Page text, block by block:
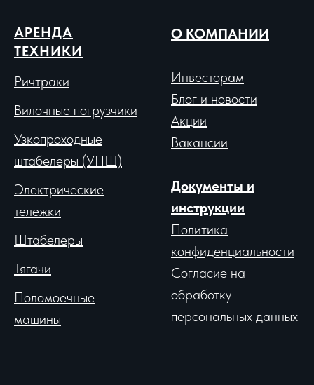
АРЕНДА
ТЕХНИКИ
Ричтраки
Вилочные погрузчики
Узкопроходные
штабелеры (УПШ)
Электрические
тележки
Штабелеры
Тягачи
Поломоечные
машины
О КОМПАНИИ
Инвесторам
Блог и новости
Акции
Вакансии
Документы и
инструкции
Политика
конфиденциальности
Согласие на
обработку
персональных данных